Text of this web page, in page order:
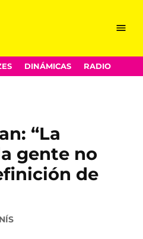
Menu
DINÁMICAS RADIO
“La
gente no
de